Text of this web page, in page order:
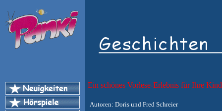
Ein schönes Vorlese-Erlebnis für Ihre
Autoren: Doris und Fred Schreier